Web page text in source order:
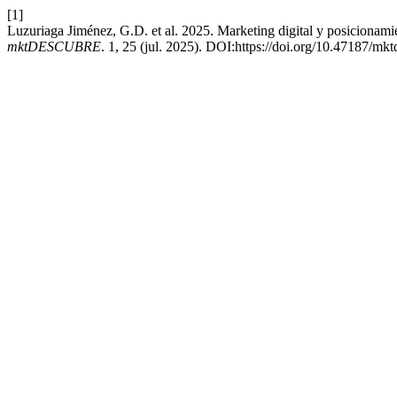
[1]
Luzuriaga Jiménez, G.D. et al. 2025. Marketing digital y
mktDESCUBRE. 1, 25 (jul. 2025). DOI:https://doi.org/10.47187/